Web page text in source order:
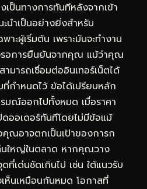
เป็นทางการทันทีหลังจากเข้า
นำเป็นอย่างยิ่งสำหรับ
าะผู้เริ่มต้น เพราะมันจะทำงาน
รอการยืนยันจากคุณ แม้ว่าคุณ
ามารถเชื่อมต่ออินเทอร์เน็ตได้
กำหนดไว้ ข้อได้เปรียบหลัก
ณ์ออกไปทั้งหมด เมื่อราคา
ออเดอร์ทันทีโดยไม่มีข้อแม้
ณอาจตกเป็นเป้าของการก
ใหญ่ในตลาด หากคุณวาง
ที่เด่นชัดเกินไป เช่น ใต้แนวรับ
ห็นเหมือนกันหมด โอกาสที่